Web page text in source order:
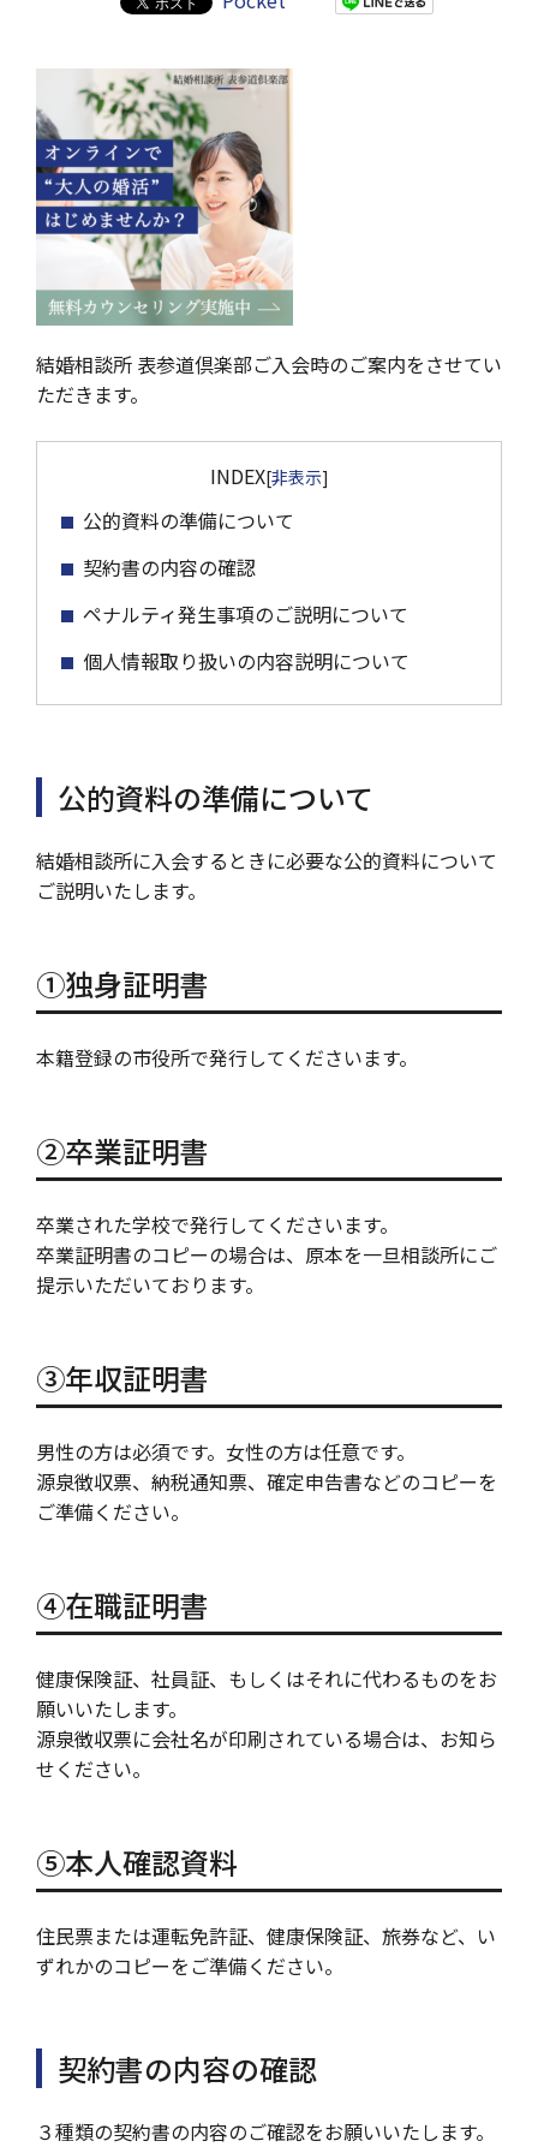
結婚相談所 表参道倶楽部ご入会時のご案内をさせてい
ただきます。
INDEX[非表示]
公的資料の準備について
契約書の内容の確認
ペナルティ発生事項のご説明について
個人情報取り扱いの内容説明について
公的資料の準備について
結婚相談所に入会するときに必要な公的資料について
ご説明いたします。
①独身証明書
本籍登録の市役所で発行してくださいます。
②卒業証明書
卒業された学校で発行してくださいます。
卒業証明書のコピーの場合は、原本を一旦相談所にご
提示いただいております。
③年収証明書
男性の方は必須です。女性の方は任意です。
源泉徴収票、納税通知票、確定申告書などのコピーを
ご準備ください。
④在職証明書
健康保険証、社員証、もしくはそれに代わるものをお
願いいたします。
源泉徴収票に会社名が印刷されている場合は、お知ら
せください。
⑤本人確認資料
住民票または運転免許証、健康保険証、旅券など、い
ずれかのコピーをご準備ください。
契約書の内容の確認
３種類の契約書の内容のご確認をお願いいたします。